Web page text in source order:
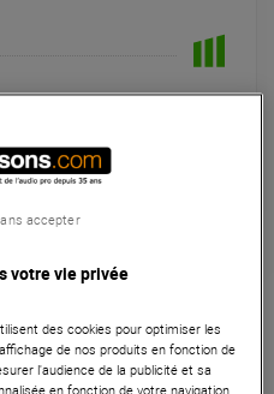
jour(s)
3 ans
votre vie privée
des cookies pour optimiser les
de nos produits en fonction de
l'audience de la publicité et sa
en fonction de votre navigation
accepter